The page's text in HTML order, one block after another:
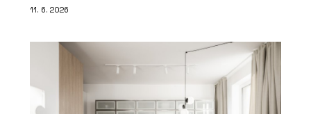
11. 6. 2026